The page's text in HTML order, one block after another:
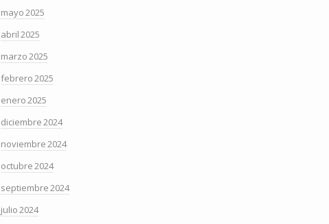
mayo 2025
abril 2025
marzo 2025
febrero 2025
enero 2025
diciembre 2024
noviembre 2024
octubre 2024
septiembre 2024
julio 2024